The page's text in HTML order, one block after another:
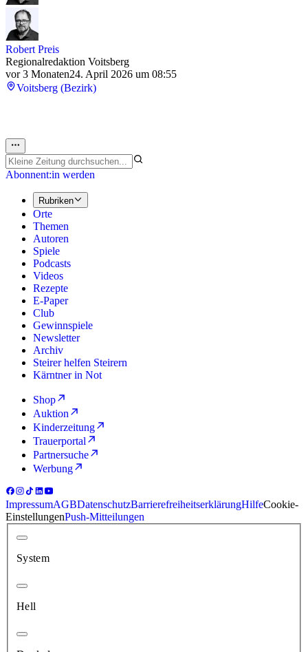
Robert Preis
Regionalredaktion Voitsberg
vor 3 Monaten24. April 2026 um 08:55
Voitsberg (Bezirk)
Abonnent:in werden
Rubriken
Orte
Themen
Autoren
Spiele
Podcasts
Videos
Rezepte
E-Paper
Club
Gewinnspiele
Newsletter
Archiv
Steirer helfen Steirern
Kärntner in Not
Shop
Auktion
Kinderzeitung
Trauerportal
Partnersuche
Werbung
ImpressumAGBDatenschutzBarrierefreiheitserklärungHilfeCookie-
EinstellungenPush-Mitteilungen
System
Hell